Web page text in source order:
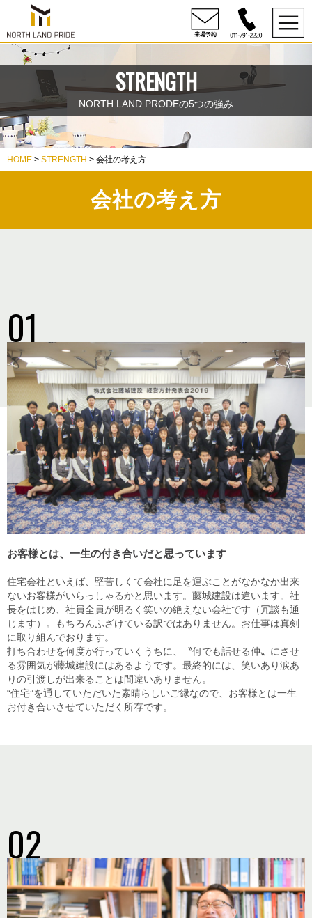
STRENGTH
NORTH LAND PRODEの5つの強み
HOME > STRENGTH > 会社の考え方
会社の考え方
01
会社の理念
お客様とは、一生の付き合いだと思っています
住宅会社といえば、堅苦しくて会社に足を運ぶことがなかなか出来
ないお客様がいらっしゃるかと思います。 藤城建設は違います。 社
長をはじめ、社員全員が明るく笑いの絶えない会社です（冗談も通
じます）。 もちろんふざけている訳ではありません。お仕事は真剣
に取り組んでおります。
打ち合わせを何度か行っていくうちに、〝何でも話せる仲〟にさせ
る雰囲気が藤城建設にはあるようです。 最終的には、笑いあり涙あ
りの引渡しが出来ることは間違いありません。
“住宅”を通していただいた素晴らしいご縁なので、お客様とは一生
お付き合いさせていただく所存です。
02
歴史